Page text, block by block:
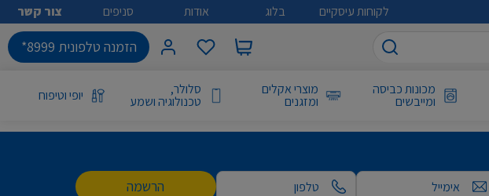
לקוחות עיסקיים בלוג אודות סניפים צור קשר
הזמנה טלפונית 8999*
מכונות כביסה
ומייבשים
מוצרי אקלים
ומזגנים
סלולר,
טכנולוגיה ושמע יופי וטיפוח
אימייל הרשמה